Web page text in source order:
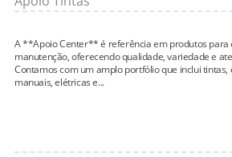
A **Apoio Center** é referência em produtos para
manutenção, oferecendo qualidade, variedade e
Contamos com um amplo portfólio que inclui
manuais, elétricas e...